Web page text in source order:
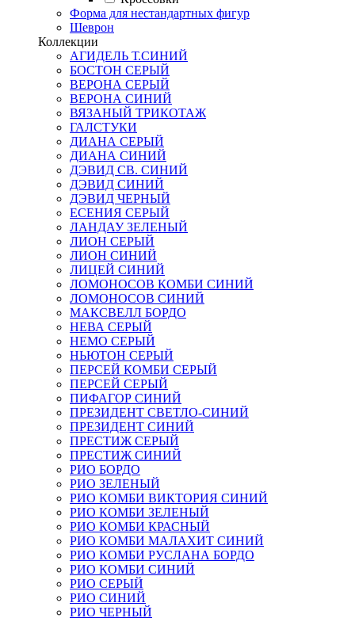
Форма для нестандартных фигур
Шеврон
Коллекции
АГИДЕЛЬ Т.СИНИЙ
БОСТОН СЕРЫЙ
ВЕРОНА СЕРЫЙ
ВЕРОНА СИНИЙ
ВЯЗАНЫЙ ТРИКОТАЖ
ГАЛСТУКИ
ДИАНА СЕРЫЙ
ДИАНА СИНИЙ
ДЭВИД СВ. СИНИЙ
ДЭВИД СИНИЙ
ДЭВИД ЧЕРНЫЙ
ЕСЕНИЯ СЕРЫЙ
ЛАНДАУ ЗЕЛЕНЫЙ
ЛИОН СЕРЫЙ
ЛИОН СИНИЙ
ЛИЦЕЙ СИНИЙ
ЛОМОНОСОВ КОМБИ СИНИЙ
ЛОМОНОСОВ СИНИЙ
МАКСВЕЛЛ БОРДО
НЕВА СЕРЫЙ
НЕМО СЕРЫЙ
НЬЮТОН СЕРЫЙ
ПЕРСЕЙ КОМБИ СЕРЫЙ
ПЕРСЕЙ СЕРЫЙ
ПИФАГОР СИНИЙ
ПРЕЗИДЕНТ СВЕТЛО-СИНИЙ
ПРЕЗИДЕНТ СИНИЙ
ПРЕСТИЖ СЕРЫЙ
ПРЕСТИЖ СИНИЙ
РИО БОРДО
РИО ЗЕЛЕНЫЙ
РИО КОМБИ ВИКТОРИЯ СИНИЙ
РИО КОМБИ ЗЕЛЕНЫЙ
РИО КОМБИ КРАСНЫЙ
РИО КОМБИ МАЛАХИТ СИНИЙ
РИО КОМБИ РУСЛАНА БОРДО
РИО КОМБИ СИНИЙ
РИО СЕРЫЙ
РИО СИНИЙ
РИО ЧЕРНЫЙ